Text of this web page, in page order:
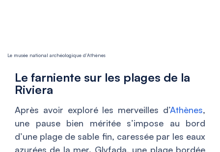
Le musée national archéologique d’Athènes
Le farniente sur les plages de la
Riviera
Après avoir exploré les merveilles d’Athènes,
une pause bien méritée s’impose au bord
d’une plage de sable fin, caressée par les eaux
azurées de la mer. Glyfada, une plage bordée